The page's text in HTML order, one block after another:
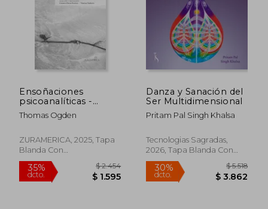
Ensoñaciones
psicoanalíticas -
Textos seleccionados
de Thomas Ogden
Thomas Ogden
ZURAMERICA, 2025, Tapa
Blanda Con
Sobrecubierta, Nuevo
Danza y Sanación del
Ser Multidimensional
Pritam Pal Singh Khalsa
Tecnologias Sagradas,
2026, Tapa Blanda Con
Sobrecubierta, Nuevo